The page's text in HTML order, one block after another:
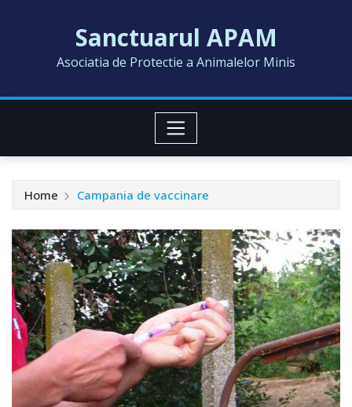
Sanctuarul APAM
Asociatia de Protectie a Animalelor Minis
Home Campania de vaccinare